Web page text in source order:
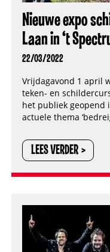
Nieuwe expo
Laan in ‘t
22/03/2022
Vrijdagavond 1 april
teken- en
het publiek geopend
actuele thema
LEES VERDER